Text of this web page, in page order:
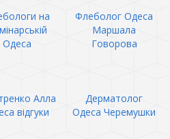
на
Одеса
Флеболог Одеса
Маршала
Говорова
Алла
відгуки
Дерматолог
Одеса Черемушки